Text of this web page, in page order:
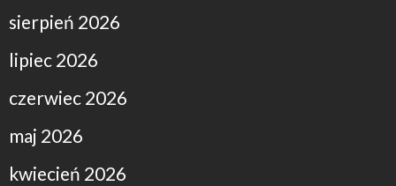
sierpień 2026
lipiec 2026
czerwiec 2026
maj 2026
kwiecień 2026